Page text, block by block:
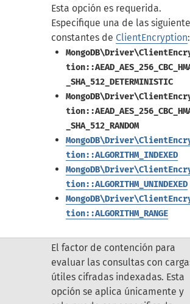
Esta opción es requerida.
Especifique una de las
constantes de ClientEncryption:
_SHA_512_DETERMINISTIC
_SHA_512_RANDOM
tion::ALGORITHM_INDEXED
tion::ALGORITHM_UNINDEXED
tion::ALGORITHM_RANGE
El factor de contención para
evaluar las consultas con
útiles cifradas indexadas. Esta
opción se aplica únicamente y